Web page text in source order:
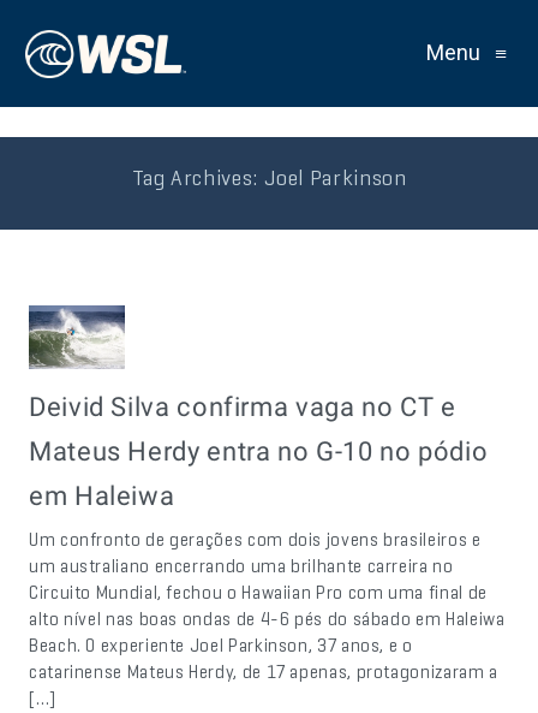
Menu ≡
Tag Archives: Joel Parkinson
Deivid Silva confirma vaga no CT e
Mateus Herdy entra no G-10 no pódio
em Haleiwa
Um confronto de gerações com dois jovens brasileiros e
um australiano encerrando uma brilhante carreira no
Circuito Mundial, fechou o Hawaiian Pro com uma final de
alto nível nas boas ondas de 4-6 pés do sábado em Haleiwa
Beach. O experiente Joel Parkinson, 37 anos, e o
catarinense Mateus Herdy, de 17 apenas, protagonizaram a
[…]